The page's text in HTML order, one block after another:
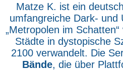
Matze K. ist ein
umfangreiche Dark- und
„Metropolen im
Städte in dystopische
2100 verwandelt. Die
Bände, die über